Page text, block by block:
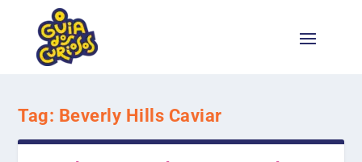
Tag: Beverly Hills Caviar